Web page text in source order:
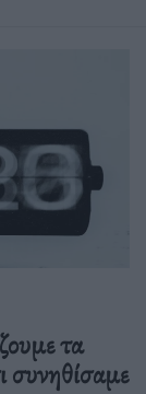
τα
συνηθίσαμε